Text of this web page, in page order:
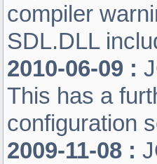
compiler
SDL.DLL
2010-06-09 :
This has a
configuration
2009-11-08 :